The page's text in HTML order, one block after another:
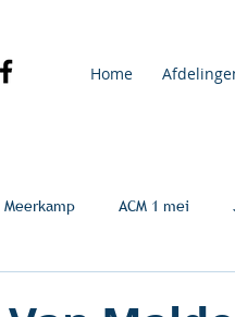
Home
Meerkamp ACM 1 mei